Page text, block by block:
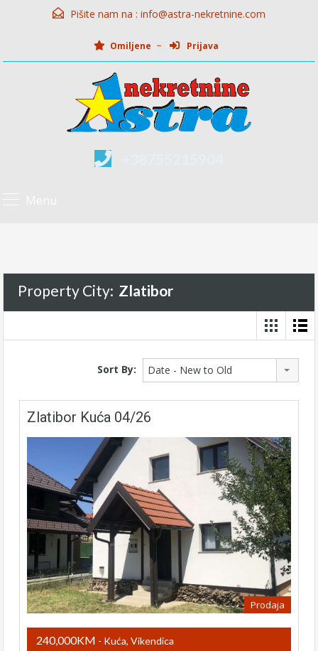
Pišite nam na : info@astra-nekretnine.com
Omiljene Prijava
Property City: Zlatibor
Sort By: Date - New to Old
Zlatibor Kuća 04/26
Prodaja
240,000KM - Kuća, Vikendica